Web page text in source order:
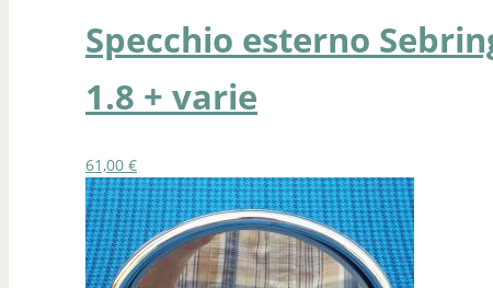
Specchio esterno
1.8 + varie
61,00 €